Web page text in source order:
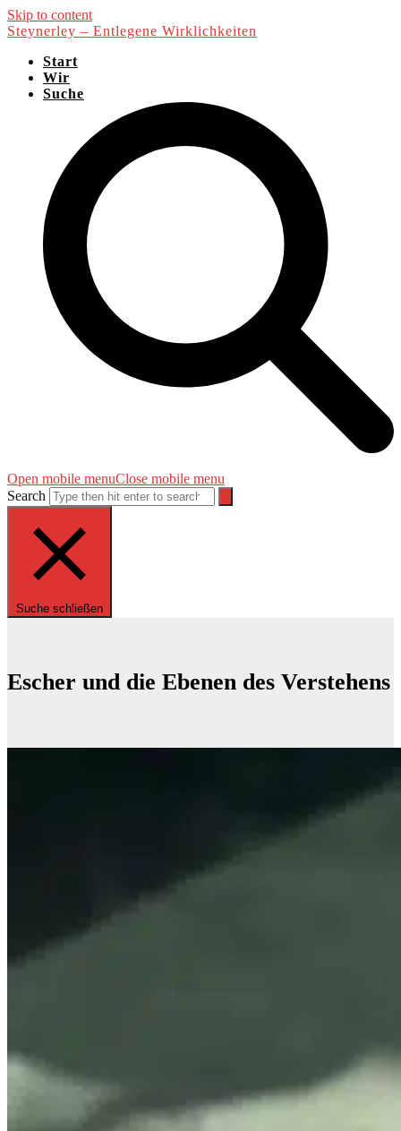
Skip to content
Steynerley – Entlegene Wirklichkeiten
Start
Wir
Suche
Open mobile menuClose mobile menu
Search
Suche schließen
Escher und die Ebenen des Verstehens